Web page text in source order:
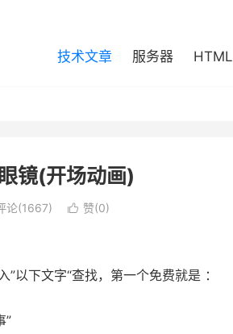
技术文章 服务器 HTML
镜(开场动画)
论(1667)  赞(0)
”以下文字“查找，第一个免费就是 ：
”